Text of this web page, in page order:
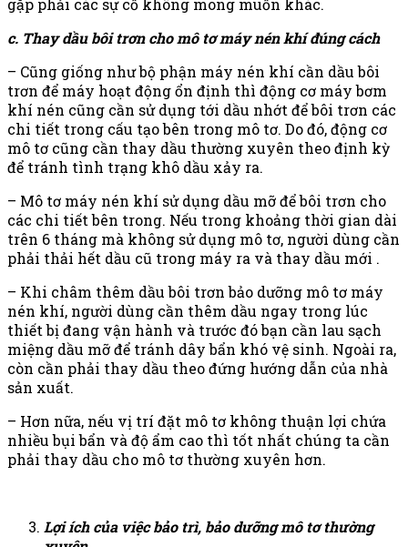
c. Thay dầu bôi trơn cho mô tơ máy nén khí đúng cách
– Cũng giống như bộ phận máy nén khí cần dầu bôi
trơn để máy hoạt động ổn định thì động cơ máy bơm
khí nén cũng cần sử dụng tới dầu nhớt để bôi trơn các
chi tiết trong cấu tạo bên trong mô tơ. Do đó, động cơ
mô tơ cũng cần thay dầu thường xuyên theo định kỳ
để tránh tình trạng khô dầu xảy ra.
– Mô tơ máy nén khí sử dụng dầu mỡ để bôi trơn cho
các chi tiết bên trong. Nếu trong khoảng thời gian dài
trên 6 tháng mà không sử dụng mô tơ, người dùng cần
phải thải hết dầu cũ trong máy ra và thay dầu mới .
– Khi châm thêm dầu bôi trơn bảo dưỡng mô tơ máy
nén khí, người dùng cần thêm dầu ngay trong lúc
thiết bị đang vận hành và trước đó bạn cần lau sạch
miệng dầu mỡ để tránh dây bẩn khó vệ sinh. Ngoài ra,
còn cần phải thay dầu theo đứng hướng dẫn của nhà
sản xuất.
– Hơn nữa, nếu vị trí đặt mô tơ không thuận lợi chứa
nhiều bụi bẩn và độ ẩm cao thì tốt nhất chúng ta cần
phải thay dầu cho mô tơ thường xuyên hơn.
Lợi ích của việc bảo trì, bảo dưỡng mô tơ thường